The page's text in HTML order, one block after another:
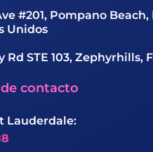
#201, Pompano Beach,
Unidos
Rd STE 103, Zephyrhills,
contacto
Lauderdale: